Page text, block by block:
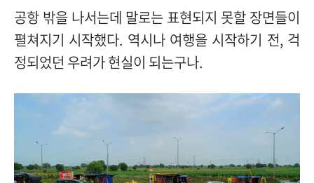
공항 밖을 나서는데 말로는 표현되지 못할 장면들이
펼쳐지기 시작했다. 역시나 여행을 시작하기 전, 걱
정되었던 우려가 현실이 되는구나.